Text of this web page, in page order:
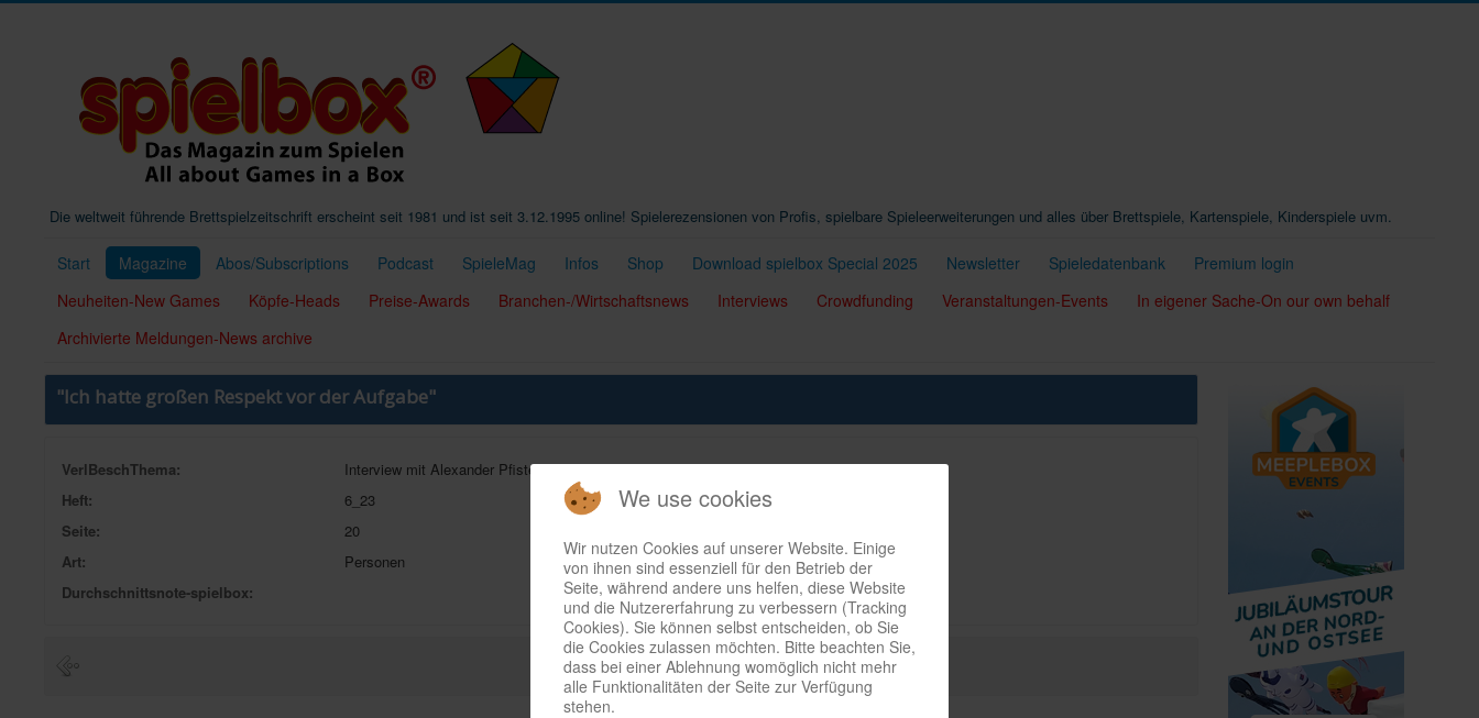
Die weltweit führende Brettspielzeitschrift erscheint seit 1981 und ist seit 3.12.1995 online! Spielerezensionen von Profis, spielbare Spieleerweiterungen und alles über Brettspiele, Kartenspiele, Kinderspiele uvm.
Start Magazine Abos/Subscriptions Podcast SpieleMag Infos Shop Download spielbox Special 2025 Newsletter Spieledatenbank
Premium login
Neuheiten-New Games
Köpfe-Heads Preise-Awards Branchen-/Wirtschaftsnews Interviews Crowdfunding Veranstaltungen-Events
In eigener Sache-On our own behalf
Archivierte Meldungen-News archive
"Ich hatte großen Respekt vor der Aufgabe"
VerlBeschThema:
Interview mit Alexander Pfister
Heft:
6_23
Seite:
20
Art:
Personen
Durchschnittsnote-spielbox:
We use cookies
Wir nutzen Cookies auf unserer Website. Einige
von ihnen sind essenziell für den Betrieb der
Seite, während andere uns helfen, diese Website
und die Nutzererfahrung zu verbessern (Tracking
Cookies). Sie können selbst entscheiden, ob Sie
die Cookies zulassen möchten. Bitte beachten Sie,
dass bei einer Ablehnung womöglich nicht mehr
alle Funktionalitäten der Seite zur Verfügung
stehen.